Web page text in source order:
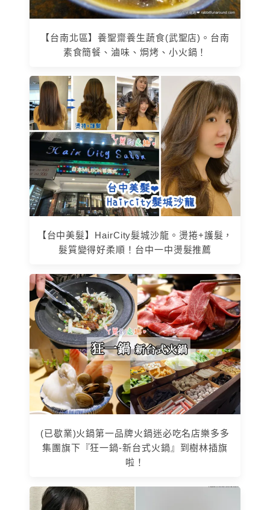
【台南北區】養聖齋養生蔬食(武聖店)。台南
素食簡餐、滷味、焗烤、小火鍋！
【台中美髮】HairCity髮城沙龍。燙捲+護髮，
髮質變得好柔順！台中一中燙髮推薦
(已歇業)火鍋第一品牌火鍋迷必吃名店樂多多
集團旗下『狂一鍋-新台式火鍋』到樹林插旗
啦！